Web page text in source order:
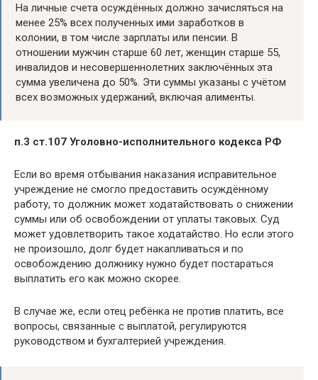
На личные счета осуждённых должно зачисляться на
менее 25% всех полученных ими заработков в
колонии, в том числе зарплаты или пенсии. В
отношении мужчин старше 60 лет, женщин старше 55,
инвалидов и несовершеннолетних заключённых эта
сумма увеличена до 50%. Эти суммы указаны с учётом
всех возможных удержаний, включая алименты.
п.3 ст.107 Уголовно-исполнительного кодекса РФ
Если во время отбывания наказания исправительное
учреждение не смогло предоставить осуждённому
работу, то должник может ходатайствовать о снижении
суммы или об освобождении от уплаты таковых. Суд
может удовлетворить такое ходатайство. Но если этого
не произошло, долг будет накапливаться и по
освобождению должнику нужно будет постараться
выплатить его как можно скорее.
В случае же, если отец ребёнка не против платить, все
вопросы, связанные с выплатой, регулируются
руководством и бухгалтерией учреждения.